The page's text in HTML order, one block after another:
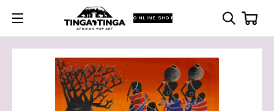
ONLINE SHOP